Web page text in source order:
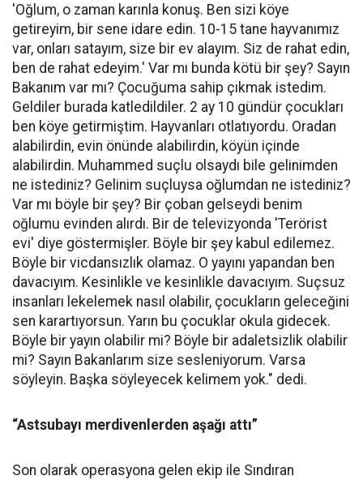
'Oğlum, o zaman karınla konuş. Ben sizi köye
getireyim, bir sene idare edin. 10-15 tane hayvanımız
var, onları satayım, size bir ev alayım. Siz de rahat edin,
ben de rahat edeyim.' Var mı bunda kötü bir şey? Sayın
Bakanım var mı? Çocuğuma sahip çıkmak istedim.
Geldiler burada katledildiler. 2 ay 10 gündür çocukları
ben köye getirmiştim. Hayvanları otlatıyordu. Oradan
alabilirdin, evin önünde alabilirdin, köyün içinde
alabilirdin. Muhammed suçlu olsaydı bile gelinimden
ne istediniz? Gelinim suçluysa oğlumdan ne istediniz?
Var mı böyle bir şey? Bir çoban gelseydi benim
oğlumu evinden alırdı. Bir de televizyonda 'Terörist
evi' diye göstermişler. Böyle bir şey kabul edilemez.
Böyle bir vicdansızlık olamaz. O yayını yapandan ben
davacıyım. Kesinlikle ve kesinlikle davacıyım. Suçsuz
insanları lekelemek nasıl olabilir, çocukların geleceğini
sen karartıyorsun. Yarın bu çocuklar okula gidecek.
Böyle bir yayın olabilir mi? Böyle bir adaletsizlik olabilir
mi? Sayın Bakanlarım size sesleniyorum. Varsa
söyleyin. Başka söyleyecek kelimem yok." dedi.
“Astsubayı merdivenlerden aşağı attı”
Son olarak operasyona gelen ekip ile Sındıran